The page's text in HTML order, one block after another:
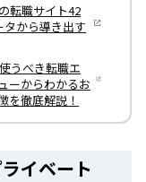
転職サイト42
から導き出す
うべき転職エ
ーからわかるお
を徹底解説！
イベート